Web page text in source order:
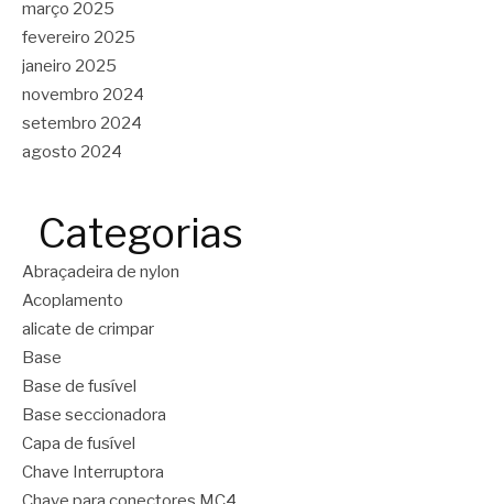
março 2025
fevereiro 2025
janeiro 2025
novembro 2024
setembro 2024
agosto 2024
Categorias
Abraçadeira de nylon
Acoplamento
alicate de crimpar
Base
Base de fusível
Base seccionadora
Capa de fusível
Chave Interruptora